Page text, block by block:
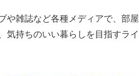
や雑誌など各種メディアで、部屋
気持ちのいい暮らしを目指すライ